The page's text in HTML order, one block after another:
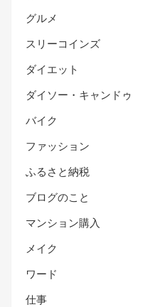
グルメ
スリーコインズ
ダイエット
ダイソー・キャンドゥ
バイク
ファッション
ふるさと納税
ブログのこと
マンション購入
メイク
ワード
仕事